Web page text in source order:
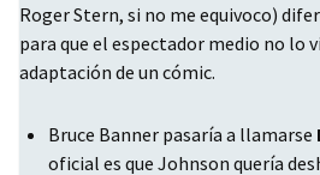
Roger Stern, si no me equivoco)
para que el espectador medio no lo
adaptación de un cómic.
Bruce Banner pasaría a llamarse
oficial es que Johnson quería